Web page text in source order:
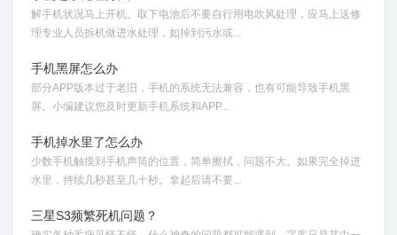
解手机状况马上开机。取下电池后不要自行用电吹风处理，应马上送修
理专业人员拆机做进水处理，如掉到污水或...
手机黑屏怎么办
部分APP版本过于老旧，手机的系统无法兼容，也有可能导致手机黑
屏。小编建议您及时更新手机系统和APP...
手机掉水里了怎么办
少数手机触摸到手机声筒的位置，简单擦拭，问题不大。如果完全掉进
水里，持续几秒甚至几十秒。拿起后请不要...
三星S3频繁死机问题？